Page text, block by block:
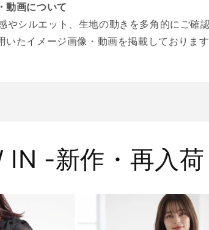
動画について
やシルエット、生地の動きを多角的にご確
いたイメージ画像・動画を掲載しております
IN -新作・再入荷